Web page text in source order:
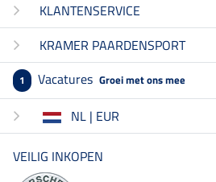
KLANTENSERVICE
KRAMER PAARDENSPORT
1 Vacatures Groei met ons mee
NL | EUR
VEILIG INKOPEN